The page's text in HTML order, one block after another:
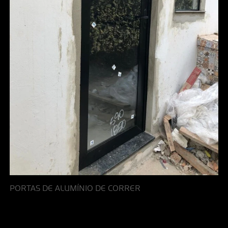
PORTAS DE ALUMÍNIO DE CORRER